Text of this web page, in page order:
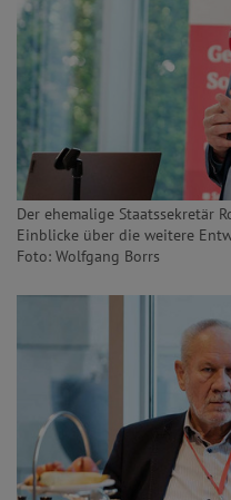
Der ehemalige Staatssekretär
Einblicke über die weitere
Foto: Wolfgang Borrs